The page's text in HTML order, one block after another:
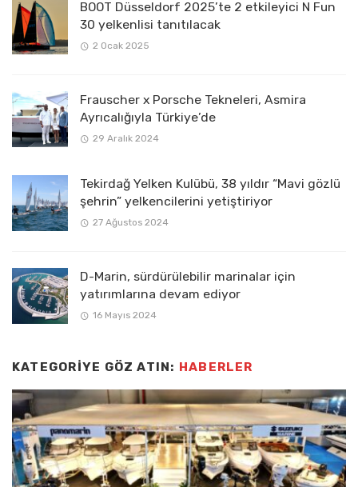
BOOT Düsseldorf 2025’te 2 etkileyici N Fun
30 yelkenlisi tanıtılacak
2 Ocak 2025
Frauscher x Porsche Tekneleri, Asmira
Ayrıcalığıyla Türkiye’de
29 Aralık 2024
Tekirdağ Yelken Kulübü, 38 yıldır “Mavi gözlü
şehrin” yelkencilerini yetiştiriyor
27 Ağustos 2024
D-Marin, sürdürülebilir marinalar için
yatırımlarına devam ediyor
16 Mayıs 2024
KATEGORIYE GÖZ ATIN: HABERLER